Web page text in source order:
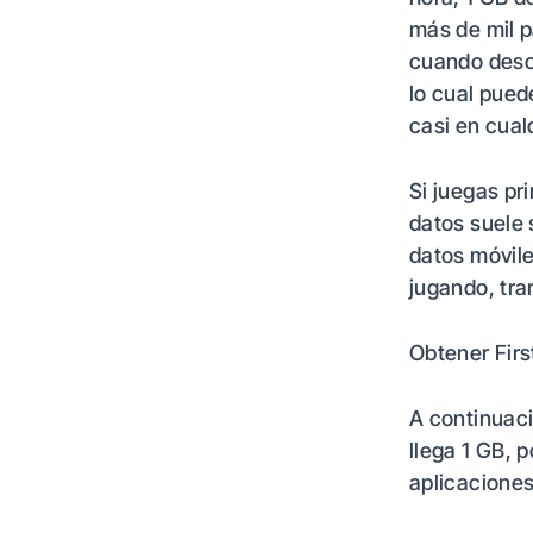
más de mil
cuando
lo cual
casi en
Si juegas
datos suele
datos
jugando,
Obtener
A
llega 1 GB,